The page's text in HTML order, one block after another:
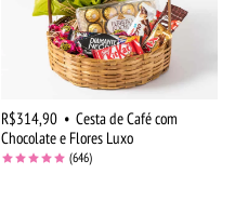
R$314,90 • Cesta de Café com
Chocolate e Flores Luxo
(646)